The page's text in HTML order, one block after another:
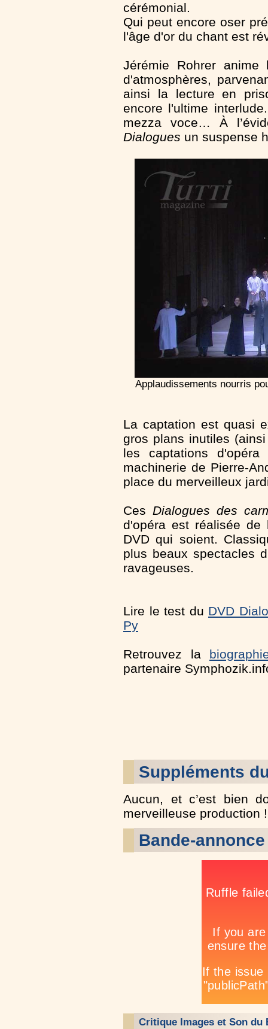
cérémonial.
Qui peut encore oser
l'âge d'or du chant est
Jérémie Rohrer anime
d'atmosphères,
ainsi la lecture en
encore l'ultime
mezza voce… À
Dialogues un suspense
Applaudissements nourris
La captation est quasi
gros plans inutiles
les captations
machinerie de Pierre-
place du merveilleux
Ces Dialogues des
d'opéra est réalisée
DVD qui soient.
plus beaux spectacles
ravageuses.
Lire le test du DVD
Py
Retrouvez la
partenaire
Suppléments
Aucun, et c’est bien
merveilleuse production !
Bande-
Critique Images et Son du